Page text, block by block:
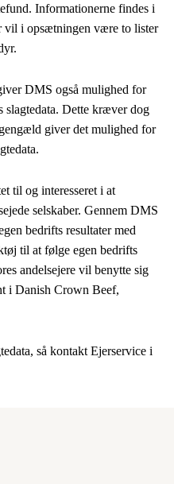
Informationerne findes i
vil i opsætningen være to lister
DMS også mulighed for
slagtedata. Dette kræver dog
giver det mulighed for
til og interesseret i at
selskaber. Gennem DMS
bedrifts resultater med
til at følge egen bedrifts
andelsejere vil benytte sig
i Danish Crown Beef,
så kontakt Ejerservice i